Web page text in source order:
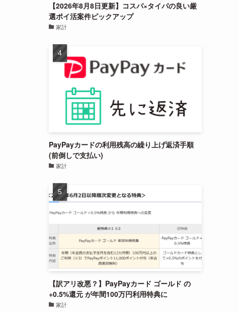
【2026年8月8日更新】コスパ×タイパの良い厳
選ポイ活案件ピックアップ
家計
PayPayカードの利用残高の繰り上げ返済手順
(前倒しで支払い)
家計
【訳アリ改悪？】PayPayカード ゴールド の
+0.5%還元 が年間100万円利用特典に
家計